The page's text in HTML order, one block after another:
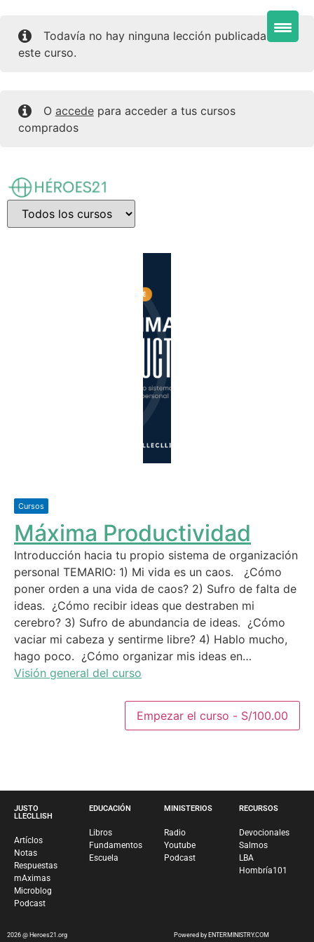
Todavía no hay ninguna lección publicada en
este curso.
O accedepara acceder a tus cursos
comprados
Cursos
Máxima Productividad
Introducción hacia tu propio sistema de organización
personal TEMARIO: 1) Mi vida es un caos. ¿Cómo
poner orden a una vida de caos? 2) Sufro de falta de
ideas. ¿Cómo recibir ideas que destraben mi
cerebro? 3) Sufro de abundancia de ideas. ¿Cómo
vaciar mi cabeza y sentirme libre? 4) Hablo mucho,
hago poco. ¿Cómo organizar mis ideas en…
Visión general del curso
Empezar el curso - S/100.00
JUSTO
LLECLLISH
Artíclos
Notas
Respuestas
mAximas
Microblog
Podcast
EDUCACIÓN
Libros
Fundamentos
Escuela
MINISTERIOS
Radio
Youtube
Podcast
RECURSOS
Devocionales
Salmos
LBA
Hombría101
2026 @ Heroes21.org Powered by ENTERMINISTRY.COM